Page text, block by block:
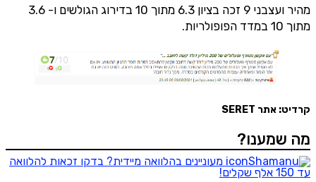
מהיר ועצבני 9 זכה בציון 6.3 מתוך 10 בדירוג הגולשים ו- 3.6
מתוך 10 במדד הפופולריות.
קרדיט: אתר SERET
מה שמענו?
מעוניינים בהלוואה מיידית? בדקו זכאות להלוואה
עד 150 אלף שקלים!